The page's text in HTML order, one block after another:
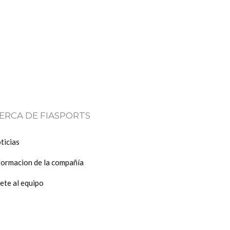
DE FIASPORTS
de la compañía
al equipo